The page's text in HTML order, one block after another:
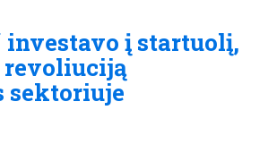
investavo į startuolį,
revoliuciją
sektoriuje